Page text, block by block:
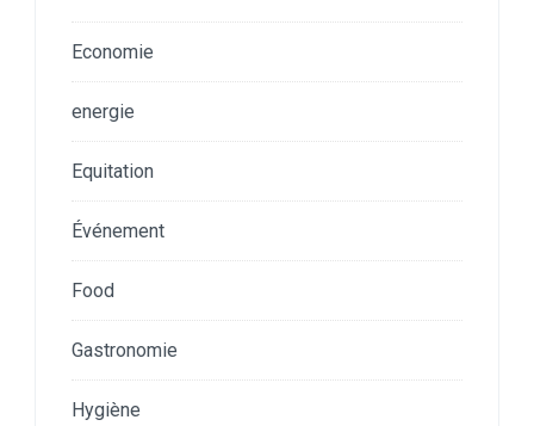
Economie
energie
Equitation
Événement
Food
Gastronomie
Hygiène